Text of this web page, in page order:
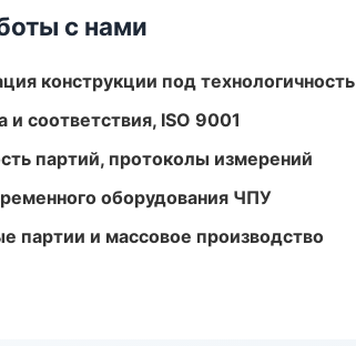
с нами
конструкции под технологичность
соответствия, ISO 9001
партий, протоколы измерений
оборудования ЧПУ
партии и массовое производство